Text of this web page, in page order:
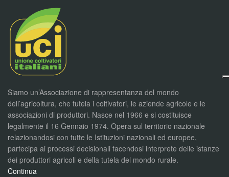
Siamo un’Associazione di rappresentanza del mondo
dell’agricoltura, che tutela i coltivatori, le aziende agricole e le
associazioni di produttori. Nasce nel 1966 e si costituisce
legalmente il 16 Gennaio 1974. Opera sul territorio nazionale
relazionandosi con tutte le Istituzioni nazionali ed europee,
partecipa ai processi decisionali facendosi interprete delle istanze
dei produttori agricoli e della tutela del mondo rurale.
Continua